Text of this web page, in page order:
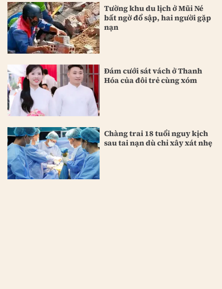
Tường khu du lịch ở Mũi Né
bất ngờ đổ sập, hai người gặp
nạn
Đám cưới sát vách ở Thanh
Hóa của đôi trẻ cùng xóm
Chàng trai 18 tuổi nguy kịch
sau tai nạn dù chỉ xây xát nhẹ